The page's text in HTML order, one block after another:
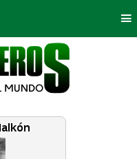
Bogotá
Deportes
Neira